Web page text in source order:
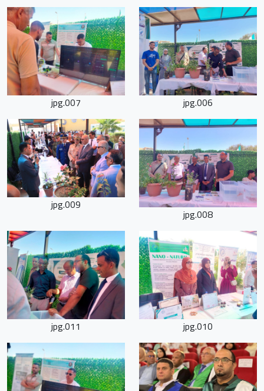
006.jpg
007.jpg
008.jpg
009.jpg
010.jpg
011.jpg